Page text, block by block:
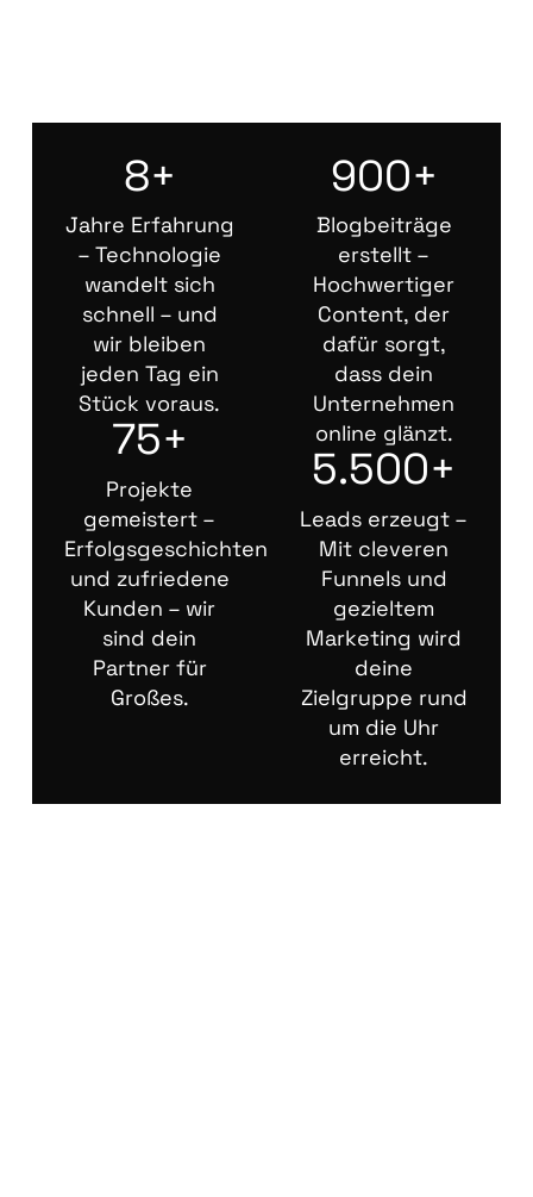
8+
Jahre Erfahrung
– Technologie
wandelt sich
schnell – und
wir bleiben
jeden Tag ein
Stück voraus.
75+
Projekte
gemeistert –
Erfolgsgeschichten
und zufriedene
Kunden – wir
sind dein
Partner für
Großes.
900+
Blogbeiträge
erstellt –
Hochwertiger
Content, der
dafür sorgt,
dass dein
Unternehmen
online glänzt.
5.500+
Leads erzeugt –
Mit cleveren
Funnels und
gezieltem
Marketing wird
deine
Zielgruppe rund
um die Uhr
erreicht.